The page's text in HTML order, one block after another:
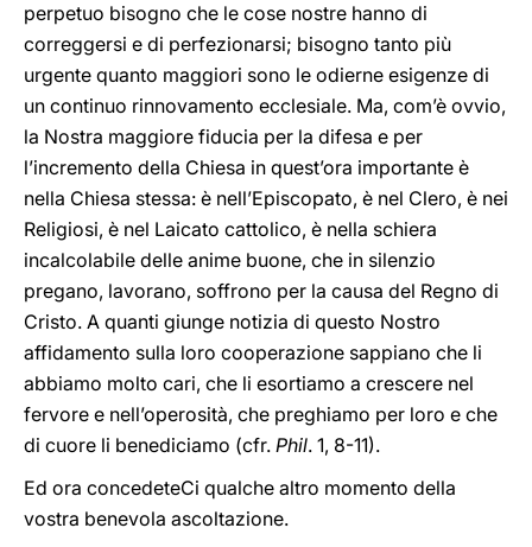
perpetuo bisogno che le cose nostre hanno di
correggersi e di perfezionarsi; bisogno tanto più
urgente quanto maggiori sono le odierne esigenze di
un continuo rinnovamento ecclesiale. Ma, com’è ovvio,
la Nostra maggiore fiducia per la difesa e per
l’incremento della Chiesa in quest’ora importante è
nella Chiesa stessa: è nell’Episcopato, è nel Clero, è nei
Religiosi, è nel Laicato cattolico, è nella schiera
incalcolabile delle anime buone, che in silenzio
pregano, lavorano, soffrono per la causa del Regno di
Cristo. A quanti giunge notizia di questo Nostro
affidamento sulla loro cooperazione sappiano che li
abbiamo molto cari, che li esortiamo a crescere nel
fervore e nell’operosità, che preghiamo per loro e che
di cuore li benediciamo (cfr. Phil. 1, 8-11).
Ed ora concedeteCi qualche altro momento della
vostra benevola ascoltazione.